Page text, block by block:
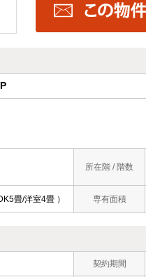
所在階 / 階数
畳/洋室4畳 ） 専有面積
契約期間